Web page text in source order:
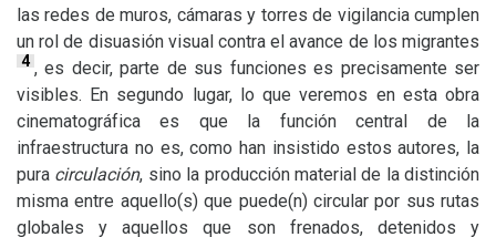
las redes de muros, cámaras y torres de vigilancia cumplen
un rol de disuasión visual contra el avance de los migrantes
4 , es decir, parte de sus funciones es precisamente ser
visibles. En segundo lugar, lo que veremos en esta obra
cinematográfica es que la función central de la
infraestructura no es, como han insistido estos autores, la
pura circulación, sino la producción material de la distinción
misma entre aquello(s) que puede(n) circular por sus rutas
globales y aquellos que son frenados, detenidos y